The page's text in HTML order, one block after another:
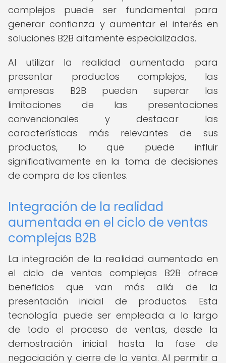
complejos puede ser fundamental para
generar confianza y aumentar el interés en
soluciones B2B altamente especializadas.
Al utilizar la realidad aumentada para
presentar productos complejos, las
empresas B2B pueden superar las
limitaciones de las presentaciones
convencionales y destacar las
características más relevantes de sus
productos, lo que puede influir
significativamente en la toma de decisiones
de compra de los clientes.
Integración de la realidad
aumentada en el ciclo de ventas
complejas B2B
La integración de la realidad aumentada en
el ciclo de ventas complejas B2B ofrece
beneficios que van más allá de la
presentación inicial de productos. Esta
tecnología puede ser empleada a lo largo
de todo el proceso de ventas, desde la
demostración inicial hasta la fase de
negociación y cierre de la venta. Al permitir a